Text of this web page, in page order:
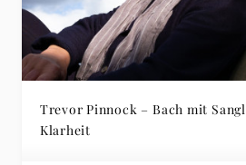
Trevor Pinnock – Bach mit
Klarheit